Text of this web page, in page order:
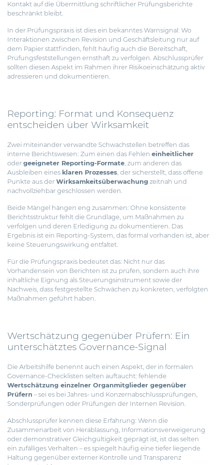
Kontakt auf die Übermittlung schriftlicher Prüfungsberichte
beschränkt bleibt.
In der Prüfungspraxis ist dies ein bekanntes Warnsignal: Wo
Interaktionen zwischen Revision und Geschäftsleitung nur auf
dem Papier stattfinden, fehlt häufig auch die Bereitschaft,
Prüfungsfeststellungen ernsthaft zu verfolgen. Abschlussprüfer
sollten diesen Aspekt im Rahmen ihrer Risikoeinschätzung aktiv
adressieren und dokumentieren.
Reporting: Format und Konsequenz
entscheiden über Wirksamkeit
Zwei miteinander verwandte Schwachstellen betreffen das
interne Berichtswesen: Zum einen das Fehlen einheitlicher
oder geeigneter Reporting-Formate, zum anderen das
Ausbleiben eines klaren Prozesses, der sicherstellt, dass offene
Punkte aus der Wirksamkeitsüberwachung zeitnah und
nachvollziehbar geschlossen werden.
Beide Mängel hängen eng zusammen: Ohne konsistente
Berichtsstruktur fehlt die Grundlage, um Maßnahmen zu
verfolgen und deren Erledigung zu dokumentieren. Das
Ergebnis ist ein Reporting-System, das formal vorhanden ist, aber
keine Steuerungswirkung entfaltet.
Für die Prüfungspraxis bedeutet das: Nicht nur das
Vorhandensein von Berichten ist zu prüfen, sondern auch ihre
inhaltliche Eignung als Steuerungsinstrument sowie der
Nachweis, dass festgestellte Schwächen zu konkreten, verfolgten
Maßnahmen geführt haben.
Wertschätzung gegenüber Prüfern: Ein
unterschätztes Governance-Signal
Die Arbeitshilfe benennt auch einen Aspekt, der in formalen
Governance-Checklisten selten auftaucht: fehlende
Wertschätzung einzelner Organmitglieder gegenüber
Prüfern – sei es bei Jahres- und Konzernabschlussprüfungen,
Sonderprüfungen oder Prüfungen der Internen Revision.
Abschlussprüfer kennen diese Erfahrung: Wenn die
Zusammenarbeit von Herablassung, Informationsverweigerung
oder demonstrativer Gleichgültigkeit geprägt ist, ist das selten
ein zufälliges Verhalten – es spiegelt häufig eine tiefer liegende
Haltung gegenüber externer Kontrolle und Transparenz